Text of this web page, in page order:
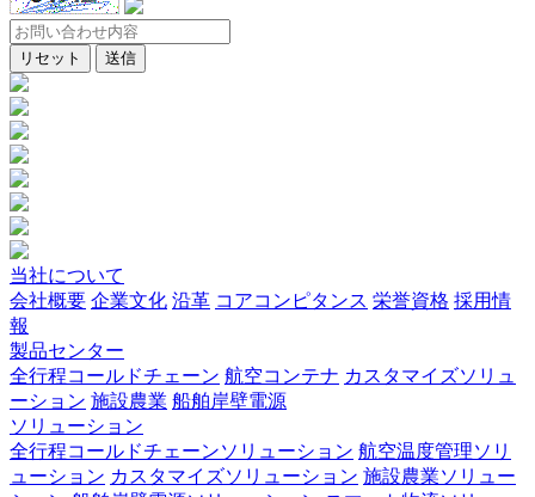
リセット 送信
当社について
会社概要 企業文化 沿革 コアコンピタンス 栄誉資格 採用情
報
製品センター
全行程コールドチェーン 航空コンテナ カスタマイズソリュ
ーション 施設農業 船舶岸壁電源
ソリューション
全行程コールドチェーンソリューション 航空温度管理ソリ
ューション カスタマイズソリューション 施設農業ソリュー